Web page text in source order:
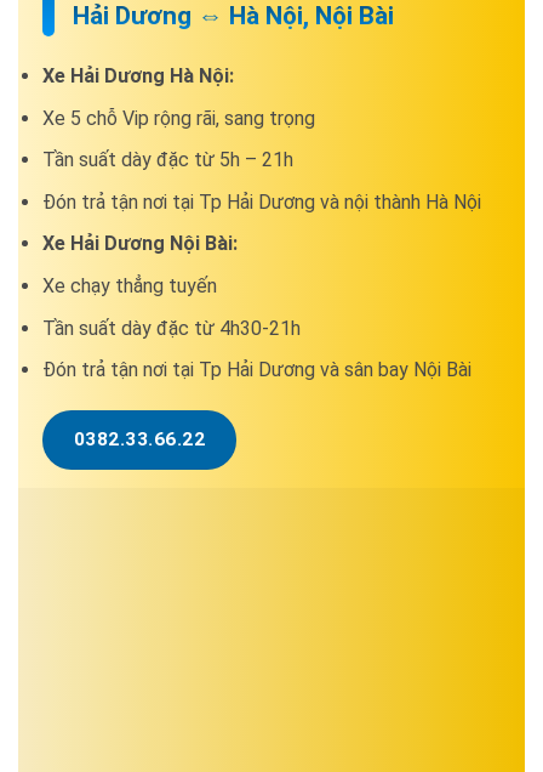
Hải Dương ⇔ Hà Nội, Nội Bài
Xe Hải Dương Hà Nội:
Xe 5 chỗ Vip rộng rãi, sang trọng
Tần suất dày đặc từ 5h – 21h
Đón trả tận nơi tại Tp Hải Dương và nội thành Hà Nội
Xe Hải Dương Nội Bài:
Xe chạy thẳng tuyến
Tần suất dày đặc từ 4h30-21h
Đón trả tận nơi tại Tp Hải Dương và sân bay Nội Bài
0382.33.66.22